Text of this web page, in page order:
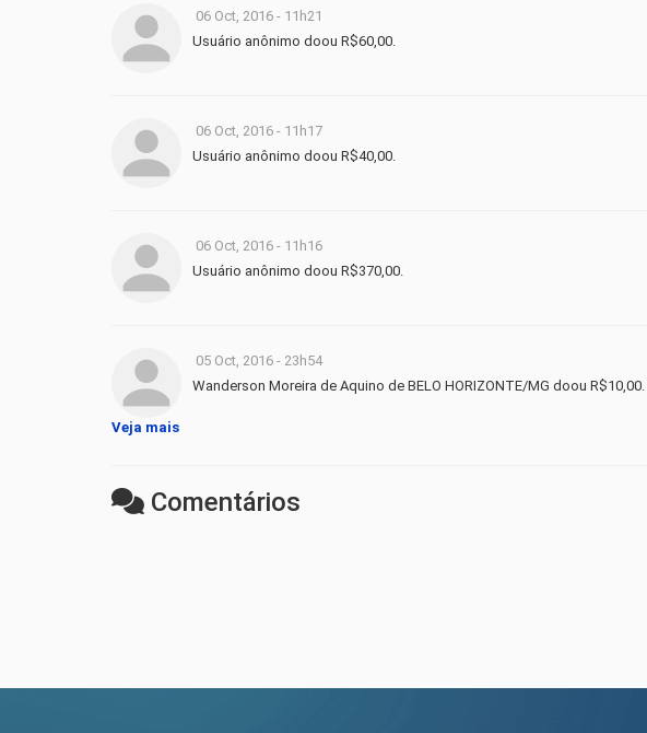
06 Oct, 2016 - 11h21
Usuário anônimo doou R$60,00.
06 Oct, 2016 - 11h17
Usuário anônimo doou R$40,00.
06 Oct, 2016 - 11h16
Usuário anônimo doou R$370,00.
05 Oct, 2016 - 23h54
Wanderson Moreira de Aquino de BELO HORIZONTE/MG doou R$10,00.
Veja mais
Comentários